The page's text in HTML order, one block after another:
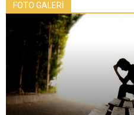
FOTO GALERİ